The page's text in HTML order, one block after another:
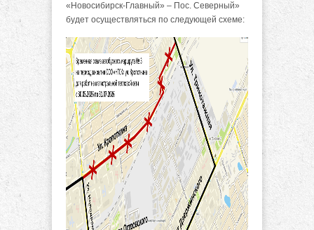
«Новосибирск-Главный» – Пос. Северный»
будет осуществляться по следующей схеме: